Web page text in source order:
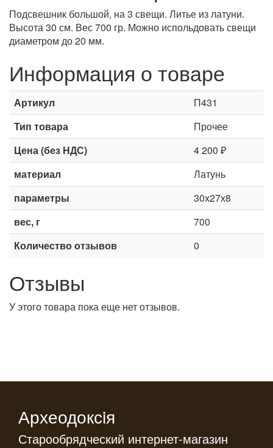
Подсвешник большой, на 3 свещи. Литье из латуни.
Высота 30 см. Вес 700 гр. Можно испольдовать свещи
диаметром до 20 мм.
Информация о товаре
Артикул
П431
Тип товара
Прочее
Цена (без НДС)
4 200 ₽
материал
Латунь
параметры
30х27х8
вес, г
700
Количество отзывов
0
Отзывы
У этого товара пока еще нет отзывов.
Археодоксiя
Старообрядческий интернет-магазин